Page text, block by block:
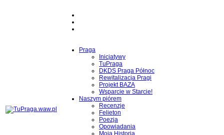
Praga
Inicjatywy
TuPraga
DKDS Praga Północ
Rewitalizacja Pragi
Projekt BAZA
Wsparcie w Starcie!
Naszym piórem
Recenzje
Felieton
Poezja
Opowiadania
Moja Historia